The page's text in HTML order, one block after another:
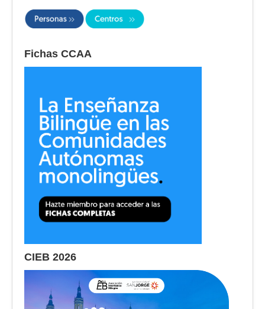
Fichas CCAA
CIEB 2026